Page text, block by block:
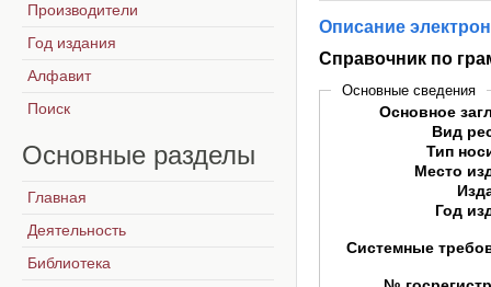
Описание
Справочник по
Основные сведения
Основное
Вид
Тип
Место
Год
Системные
Производители
Год издания
Алфавит
Поиск
Основные разделы
Главная
Деятельность
Библиотека